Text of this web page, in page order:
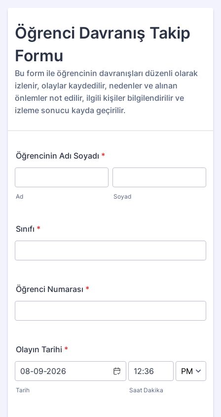
Öğrenci Davranış Takip
Formu
Bu form ile öğrencinin davranışları düzenli olarak
izlenir, olaylar kaydedilir, nedenler ve alınan
önlemler not edilir, ilgili kişiler bilgilendirilir ve
izleme sonucu kayda geçirilir.
Öğrencinin Adı Soyadı *
Ad Soyad
Sınıfı *
Öğrenci Numarası *
Olayın Tarihi *
Tarih Saat Dakika